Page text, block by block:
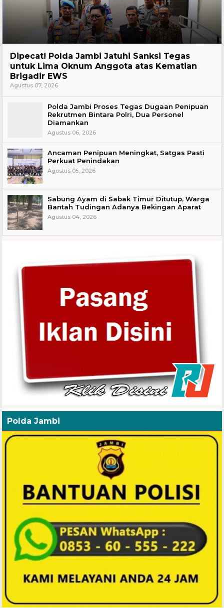
Dipecat! Polda Jambi Jatuhi Sanksi Tegas
untuk Lima Oknum Anggota atas Kematian
Brigadir EWS
Agustus 07, 2026
Polda Jambi Proses Tegas Dugaan Penipuan
Rekrutmen Bintara Polri, Dua Personel
Diamankan
Agustus 06, 2026
Ancaman Penipuan Meningkat, Satgas Pasti
Perkuat Penindakan
Agustus 05, 2026
Sabung Ayam di Sabak Timur Ditutup, Warga
Bantah Tudingan Adanya Bekingan Aparat
Agustus 04, 2026
Polda Jambi